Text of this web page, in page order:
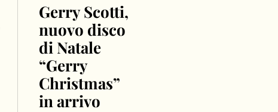
Gerry Scotti,
nuovo disco
di Natale
“Gerry
Christmas”
in arrivo